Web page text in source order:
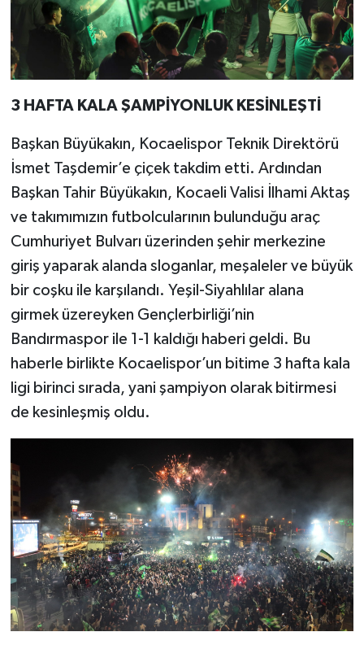
3 HAFTA KALA ŞAMPİYONLUK KESİNLEŞTİ
Başkan Büyükakın, Kocaelispor Teknik Direktörü
İsmet Taşdemir’e çiçek takdim etti. Ardından
Başkan Tahir Büyükakın, Kocaeli Valisi İlhami Aktaş
ve takımımızın futbolcularının bulunduğu araç
Cumhuriyet Bulvarı üzerinden şehir merkezine
giriş yaparak alanda sloganlar, meşaleler ve büyük
bir coşku ile karşılandı. Yeşil-Siyahlılar alana
girmek üzereyken Gençlerbirliği’nin
Bandırmaspor ile 1-1 kaldığı haberi geldi. Bu
haberle birlikte Kocaelispor’un bitime 3 hafta kala
ligi birinci sırada, yani şampiyon olarak bitirmesi
de kesinleşmiş oldu.